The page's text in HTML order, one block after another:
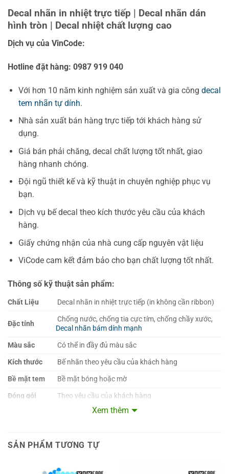
Decal nhãn in nhiệt trực tiếp | Decal nhãn dán
hình tròn | Decal nhiệt chất lượng cao
Dịch vụ của VinCode:
Hotline đặt hàng: 0987 919 040
Với hơn 10 năm kinh nghiệm sản xuất và gia công decal
tem nhãn tự dính.
Nhà sản xuất bán hàng trực tiếp tới khách hàng sử
dụng.
Giá bán phải chăng, decal chất lượng tốt nhất, giao
hàng nhanh chóng.
Đội ngũ thiết kế và kỹ thuật in chuyên nghiệp phục vụ
bạn.
Dịch vụ bế decal theo kích thước yêu cầu của khách
hàng.
Giấy chứng nhận của nhà cung cấp nguyên vật liệu
ViCode cam kết đảm bảo cho bạn chất lượng tốt nhất.
Thông số kỹ thuật sản phẩm:
Chất Liệu Decal nhãn in nhiệt trực tiếp (in không cần ribbon)
Đặc tính
Chống nước, chống tia cực tím, chống chầy xước,
Decal nhãn bám dính mạnh
Màu sắc
Có thể in đầy đủ màu sắc
Kích thước
Bế nhãn theo yêu cầu của khách hàng
Bề mặt tem
Bề mặt bóng hoặc mờ
Đóng gói
Theo yêu cầu của khách hàng
Giao hàng tận nơi
Xem thêm
SẢN PHẨM TƯƠNG TỰ